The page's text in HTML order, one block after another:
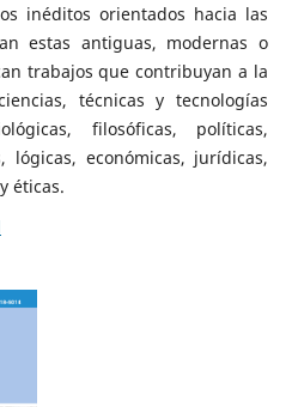
inéditos orientados hacia las
estas antiguas, modernas o
trabajos que contribuyan a la
técnicas y tecnologías
filosóficas, políticas,
lógicas, económicas, jurídicas,
éticas.